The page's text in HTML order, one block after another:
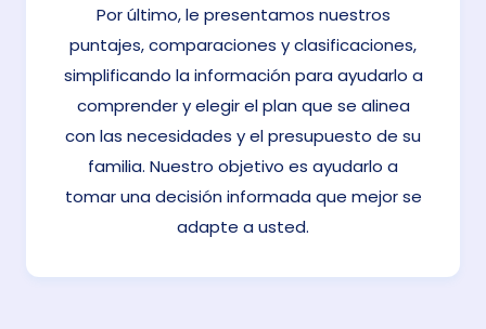
Por último, le presentamos nuestros
puntajes, comparaciones y clasificaciones,
simplificando la información para ayudarlo a
comprender y elegir el plan que se alinea
con las necesidades y el presupuesto de su
familia. Nuestro objetivo es ayudarlo a
tomar una decisión informada que mejor se
adapte a usted.